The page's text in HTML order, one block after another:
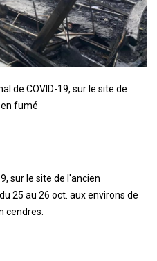
de COVID-19, sur le site de
fumé
sur le site de l'ancien
25 au 26 oct. aux environs de
cendres.